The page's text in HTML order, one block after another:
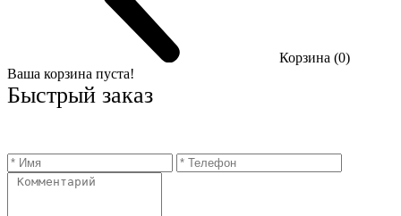
Корзина (0)
Ваша корзина пуста!
Быстрый заказ